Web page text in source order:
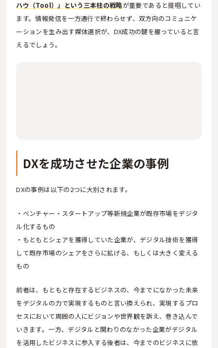
ハウ（Tool）」という三本柱の戦略が重要であると提唱してい
ます。情報発信を一方通行で終わらせず、双方向のコミュニケ
ーションを生み出す媒体選択が、DX成功の鍵を握っていると言
えるでしょう。
DXを成功させた企業の事例
DXの事例は以下の2つに大別されます。
・ベンチャー・スタートアップ等新規企業が既存市場をデジタ
ル化するもの
・もともとシェアを獲得していた企業が、デジタル技術を獲得
して既存市場のシェアをさらに拡げる、もしくは大きく変える
もの
前者は、もともと存在するビジネスの、今までになかった未来
をデジタルの力で実現するものと言い換えられ、実現するプロ
セスにおいて周囲の人にビジョンや世界観を訴え、巻き込んで
いきます。一方、デジタルと関わりのなかった企業がデジタル
を活用したビジネスに参入する後者は、今までのビジネスに依